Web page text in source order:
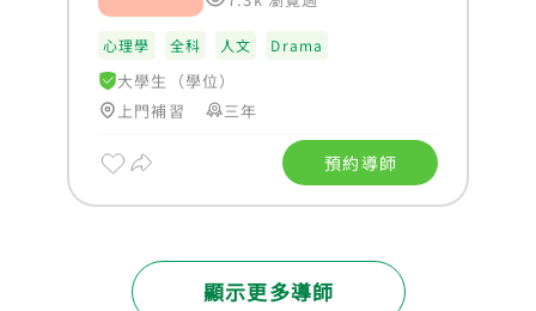
心理學 全科 人文 Drama
大學生（學位）
上門補習
三年
預約導師
顯示更多導師